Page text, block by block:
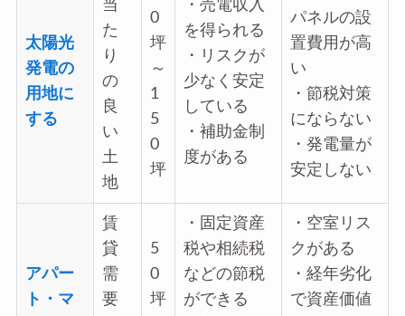
太陽光
発電の
用地に
する
当
た
り
の
良
い
土
地
0
坪
～
1
5
0
坪
・売電収入
を得られる
・リスクが
少なく安定
している
・補助金制
度がある
パネルの設
置費用が高
い
・節税対策
にならない
・発電量が
安定しない
アパー
ト・マ
賃
貸
需
要
5
0
坪
・固定資産
税や相続税
などの節税
ができる
・空室リス
クがある
・経年劣化
で資産価値